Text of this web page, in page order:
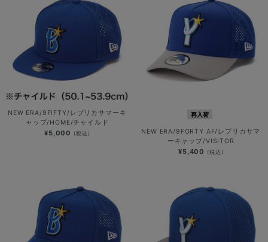
NEW ERA/9FIFTY/レプリカサマーキ
ャップ/HOME/チャイルド
¥5,000 (税込)
再入荷
NEW ERA/9FORTY AF/レプリカサマ
ーキャップ/VISITOR
¥5,400 (税込)